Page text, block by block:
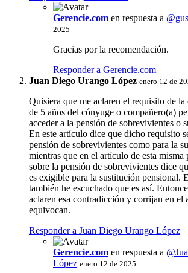
Gerencie.com en respuesta a
2025
Gracias por la recomendación.
Responder a Gerencie.com
Juan Diego Urango López enero 12 de
Quisiera que me aclaren el requisito de
de 5 años del cónyuge o compañero(a)
acceder a la pensión de sobrevivientes o
En este artículo dice que dicho requisito
pensión de sobrevivientes como para la
mientras que en el artículo de esta misma
sobre la pensión de sobrevivientes dice
es exigible para la sustitución pensional.
también he escuchado que es así.
aclaren esa contradicción y corrijan en el
equivocan.
Responder a Juan Diego Urango López
Gerencie.com en respuesta a
López enero 12 de 2025